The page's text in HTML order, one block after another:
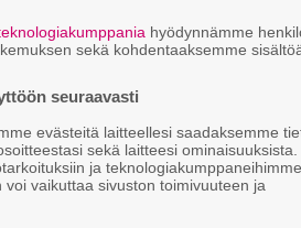
hyödynnämme
sekä kohdentaaksemme
seuraavasti
evästeitä laitteellesi saadaksemme
sekä laitteesi
ja teknologiakumppaneihimme
vaikuttaa sivuston toimivuuteen ja